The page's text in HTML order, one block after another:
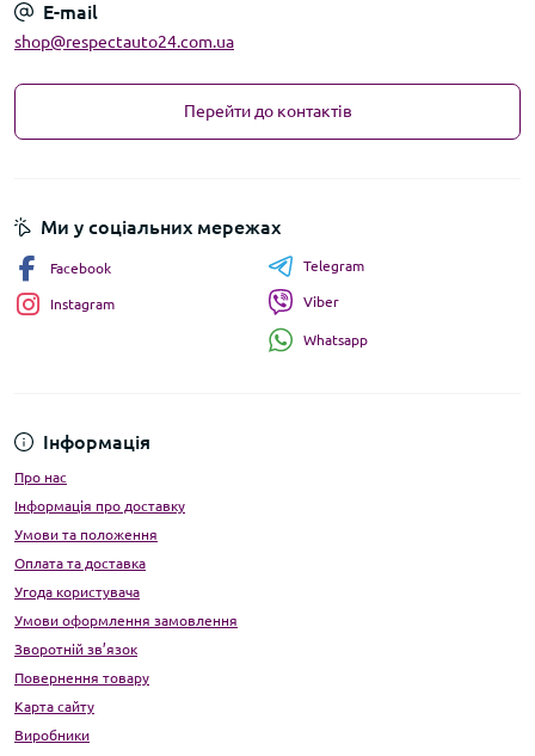
E-mail
shop@respectauto24.com.ua
Перейти до контактів
Інформація
Про нас
Інформація про доставку
Умови та положення
Оплата та доставка
Угода користувача
Умови оформлення замовлення
Зворотній зв’язок
Повернення товару
Карта сайту
Виробники
Ми у соціальних мережах
Facebook
Instagram
Telegram
Viber
Whatsapp